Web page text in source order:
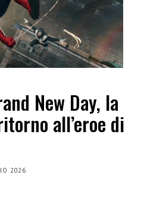
New Day, la
all’eroe di
2026